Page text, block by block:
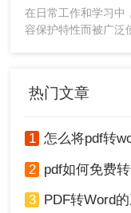
换工作环境。
3、将您想要的
中，可在文档上
点击「开始」等
在日常工作和学习中
容保护特性而被广泛
细介绍几种常见的
热门文章
1 怎么将pdf转
2 pdf如何免费转化成
3 PDF转Word的三种